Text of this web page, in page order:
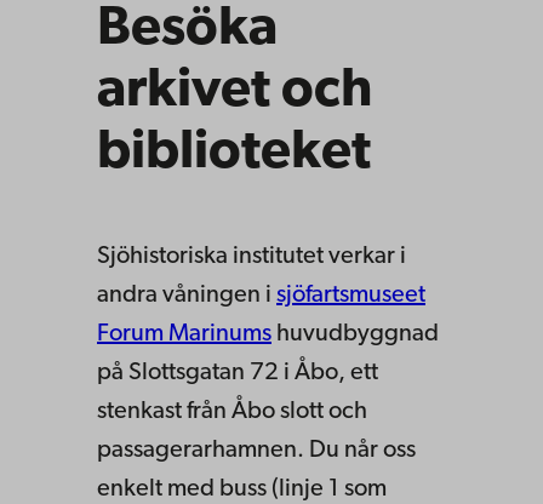
Besöka
arkivet och
biblioteket
Sjöhistoriska institutet verkar i
andra våningen i sjöfartsmuseet
Forum Marinums huvudbyggnad
på Slottsgatan 72 i Åbo, ett
stenkast från Åbo slott och
passagerarhamnen. Du når oss
enkelt med buss (linje 1 som